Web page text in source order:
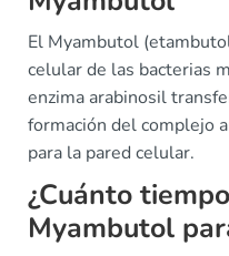
El Myambutol
celular de las bacterias
enzima arabinosil
formación del complejo
para la pared celular.
¿Cuánto
Myambutol